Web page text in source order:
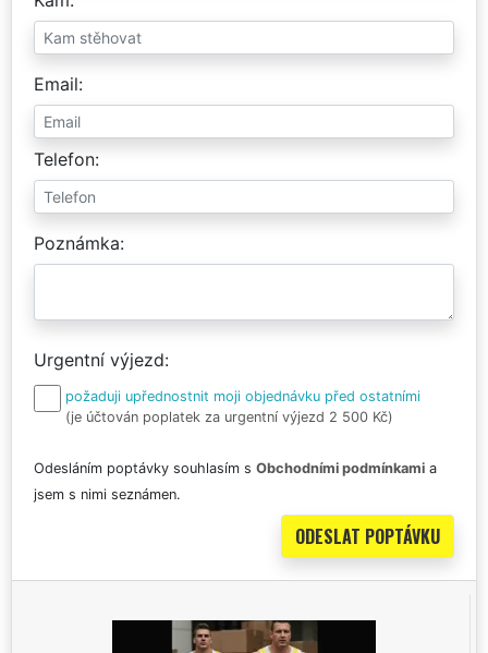
Email
Telefon
Poznámka
Urgentní výjezd
požaduji upřednostnit moji objednávku před ostatními
(je účtován poplatek za urgentní výjezd 2 500 Kč)
Odesláním poptávky souhlasím s Obchodními podmínkami a
jsem s nimi seznámen.